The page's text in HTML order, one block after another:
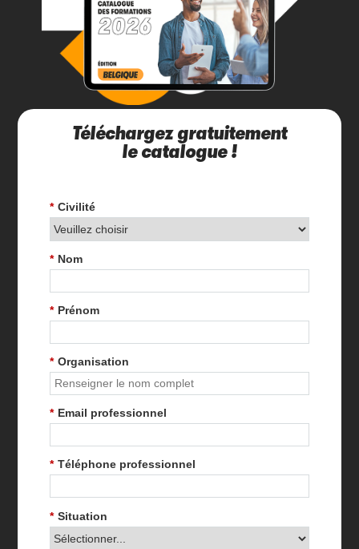
Téléchargez gratuitement
le catalogue !
* Civilité
* Nom
* Prénom
* Organisation
* Email professionnel
* Téléphone professionnel
* Situation